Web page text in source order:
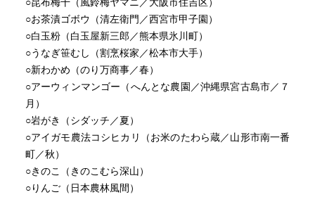
○お茶漬ゴボウ（清左衛門／西宮市甲子園）
○白玉粉（白玉屋新三郎／熊本県氷川町）
○うなぎ笹むし（割烹桜家／松本市大手）
○新わかめ（のり万商事／春）
○アーウィンマンゴー（へんとな農園／沖縄県宮古島市／７
月）
○岩がき（シダッチ／夏）
○アイガモ農法コシヒカリ（お米のたわら蔵／山形市南一番
町／秋）
○きのこ（きのこむら深山）
○りんご（日本農林風間）